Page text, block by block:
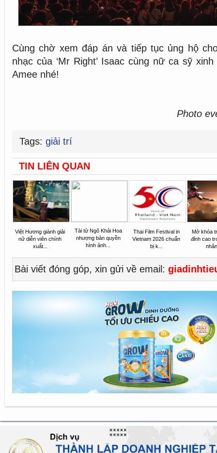
Cùng chờ xem đáp án và tiếp tục ủng hộ
nhạc của ‘Mr Right’ Isaac cùng nữ ca sỹ
Amee nhé!
Photo
Tags: giải trí
TIN LIÊN QUAN
Việt Hương giành giải
nữ diễn viên chính
xuất...
Tài tử Ngô Khải Hoa
nhượng bản quyền
hình ảnh...
Thai Film Festival in
Vietnam 2026 chuẩn
bị k...
Mở khóa
đỉnh cao
Bài viết đóng góp, xin gửi về email: